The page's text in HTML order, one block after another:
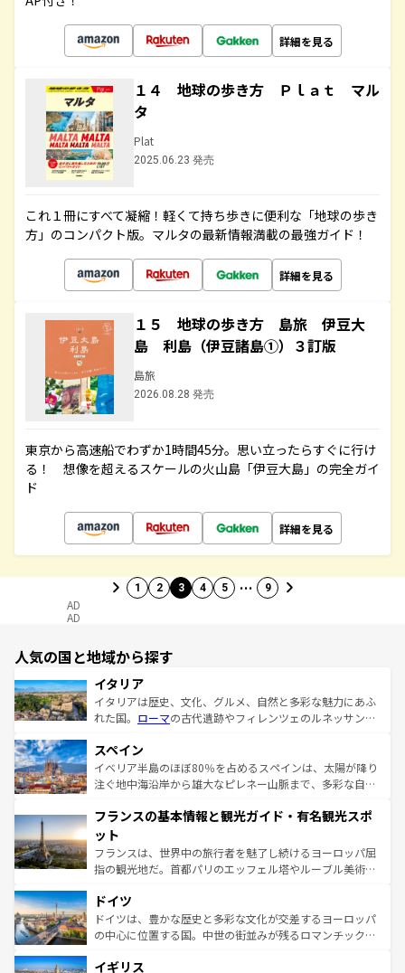
詳細を見る
１４ 地球の歩き方 Ｐｌａｔ マル
タ
Plat
2025.06.23 発売
これ１冊にすべて凝縮！軽くて持ち歩きに便利な「地球の歩き
方」のコンパクト版。マルタの最新情報満載の最強ガイド！
詳細を見る
１５ 地球の歩き方 島旅 伊豆大
島 利島（伊豆諸島①）３訂版
島旅
2026.08.28 発売
東京から高速船でわずか1時間45分。思い立ったらすぐに行け
る！ 想像を超えるスケールの火山島「伊豆大島」の完全ガイ
ド
詳細を見る
1 2 3 4 5 … 9
AD
AD
人気の国と地域から探す
イタリア
イタリアは歴史、文化、グルメ、自然と多彩な魅力にあふ
れた国。 ローマの古代遺跡やフィレンツェのルネッサンス
ろん、トスカーナの美しい田園風景やアマルフィ海岸の絶
景など、自然景観も見逃せない。観光の合間には、本場の
ピザやパスタなど、絶品のイタリア料理を堪能することも
ませてくれるイタリアで、忘れられない旅をしてみよう！
なお、新着のイタリア情報は
しい。
スペイン
イベリア半島のほぼ80％を占めるスペインは、太陽が降り
注ぐ地中海沿岸から雄大なピレネー山脈まで、多彩な自然
文化が根付くこの国では、情熱的なフラメンコ、熱気あふ
れる闘牛、そして美味しいタパスが生活の一部となってい
る。首都マドリードの洗練された雰囲気や、バルセロナの
アートに溢れた街角から、地方では古代ローマ遺跡や中世
せる。地方によって風土や気候が異なるスペインはその個
性で訪れる人を魅了する。 なお、新着のスペイン情報は コ
ンテンツ一覧を参照してほしい。
フランスの基本情報と観光ガイド・有名観光スポ
ット
フランスは、世界中の旅行者を魅了し続けるヨーロッパ屈
指の観光地だ。首都パリのエッフェル塔やルーブル美術館
で、幅広い魅力が詰まっている。華麗な宮殿、歴史的な大
聖堂、美しいビーチ、そして豊かな自然が、訪れる者を心
から魅了する。また、フランスは美食の国としても知ら
いる。シャンパンの発祥地であるランス、プロヴァンスの
ドイツ
ドイツは、豊かな歴史と多彩な文化が交差するヨーロッパ
の中心に位置する国。中世の街並みが残るロマンチック街
顔を持つこの国は、どこを歩いても飽きることがない。ベ
イギリス